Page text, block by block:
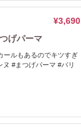
¥3,690
げパーマ
ールもあるのでキツすぎ
#まつげパーマ #パリ